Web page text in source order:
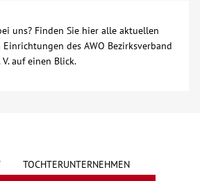
uns? Finden Sie hier alle aktuellen
des AWO Bezirksverband
auf einen Blick.
TOCHTERUNTERNEHMEN